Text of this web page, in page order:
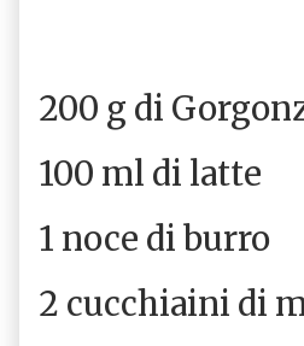
200 g di
100 ml di latte
1 noce di burro
2 cucchiaini di